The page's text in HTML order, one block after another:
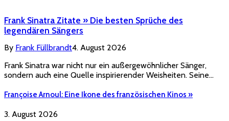
Frank Sinatra Zitate » Die besten Sprüche des
legendären Sängers
By Frank Füllbrandt4. August 2026
Frank Sinatra war nicht nur ein außergewöhnlicher Sänger,
sondern auch eine Quelle inspirierender Weisheiten. Seine…
Françoise Arnoul: Eine Ikone des französischen Kinos »
3. August 2026